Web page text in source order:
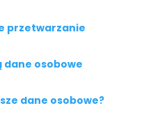
przetwarzanie
osobowe
dane osobowe?